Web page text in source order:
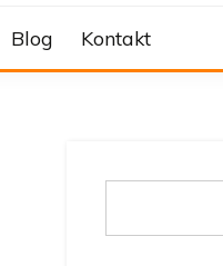
Blog Kontakt